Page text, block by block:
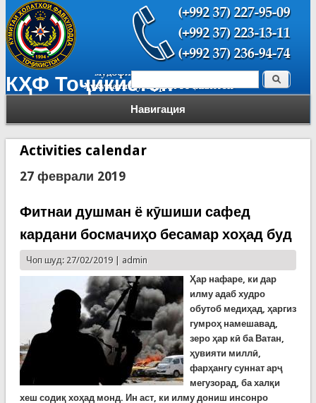
КҲФ Тоҷикистон
Навигация
Форма поиска Поиск
Activities calendar
27 феврали 2019
Фитнаи душман ё кӯшиши сафед
кардани босмачиҳо бесамар хоҳад буд
Чоп шуд: 27/02/2019 | admin
Ҳар нафаре, ки дар
илму адаб худро
обутоб медиҳад, ҳаргиз
гумроҳ намешавад,
зеро ҳар кӣ ба Ватан,
ҳувияти миллӣ,
фарҳангу суннат арҷ
мегузорад, ба халқи
хеш содиқ хоҳад монд. Ин аст, ки илму дониш инсонро